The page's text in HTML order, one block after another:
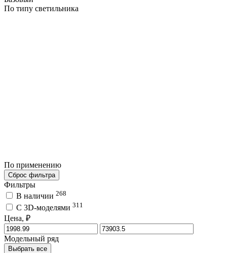
По типу светильника
По применению
Сброс фильтра
Фильтры
В наличии 268
C 3D-моделями 311
Цена, ₽
Модельный ряд
Выбрать все